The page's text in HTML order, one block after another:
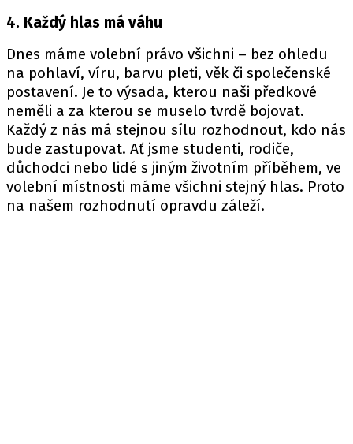
4. Každý hlas má váhu
Dnes máme volební právo všichni – bez ohledu
na pohlaví, víru, barvu pleti, věk či společenské
postavení. Je to výsada, kterou naši předkové
neměli a za kterou se muselo tvrdě bojovat.
Každý z nás má stejnou sílu rozhodnout, kdo nás
bude zastupovat. Ať jsme studenti, rodiče,
důchodci nebo lidé s jiným životním příběhem, ve
volební místnosti máme všichni stejný hlas. Proto
na našem rozhodnutí opravdu záleží.